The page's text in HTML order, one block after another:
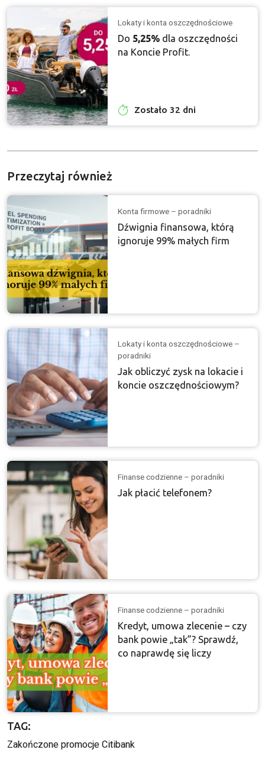
Lokaty i konta oszczędnościowe
Do 5,25% dla oszczędności
na Koncie Profit.
Zostało 32 dni
Przeczytaj również
Konta firmowe – poradniki
Dźwignia finansowa, którą
ignoruje 99% małych firm
Lokaty i konta oszczędnościowe –
poradniki
Jak obliczyć zysk na lokacie i
koncie oszczędnościowym?
Finanse codzienne – poradniki
Jak płacić telefonem?
Finanse codzienne – poradniki
Kredyt, umowa zlecenie – czy
bank powie „tak”? Sprawdź,
co naprawdę się liczy
TAG:
Zakończone promocje Citibank